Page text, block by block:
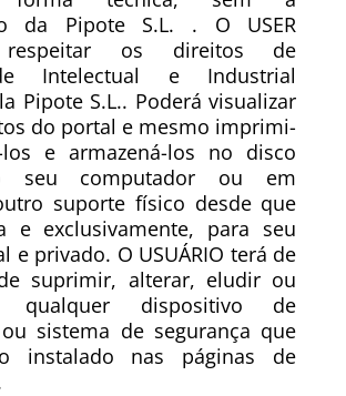
da Pipote S.L. . O USER
respeitar os direitos de
Intelectual e Industrial
Pipote S.L.. Poderá visualizar
do portal e mesmo imprimi-
e armazená-los no disco
seu computador ou em
suporte físico desde que
e exclusivamente, para seu
e privado. O USUÁRIO terá de
suprimir, alterar, eludir ou
qualquer dispositivo de
sistema de segurança que
instalado nas páginas de